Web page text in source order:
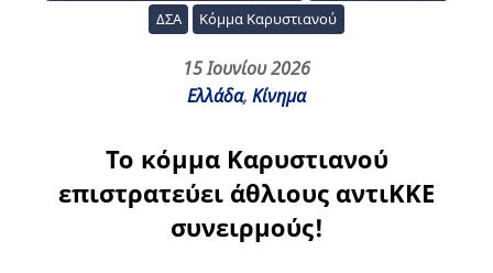
ΔΣΑ
Κόμμα Καρυστιανού
15 Ιουνίου 2026
Ελλάδα, Κίνημα
Το κόμμα Καρυστιανού
επιστρατεύει άθλιους αντιΚΚΕ
συνειρμούς!